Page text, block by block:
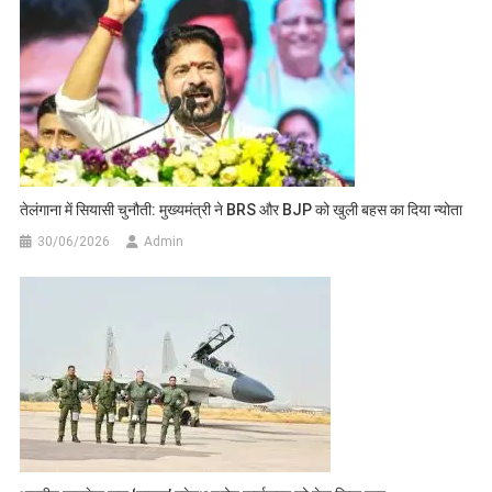
तेलंगाना में सियासी चुनौती: मुख्यमंत्री ने BRS और BJP को खुली बहस का दिया न्योता
30/06/2026 Admin